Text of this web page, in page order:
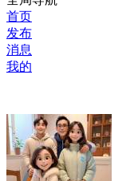
首页
发布
消息
我的